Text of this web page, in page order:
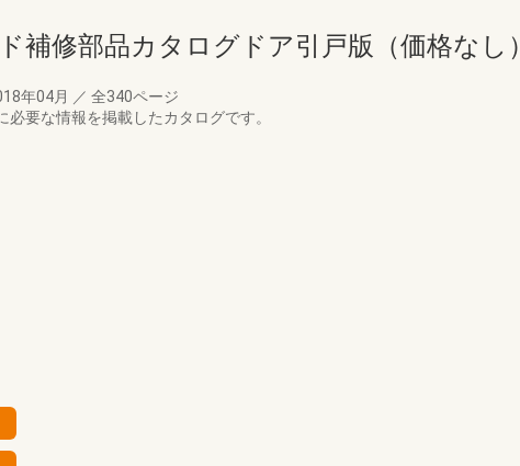
補修部品カタログドア引戸版（価格なし）
年04月 ／ 全340ページ
必要な情報を掲載したカタログです。